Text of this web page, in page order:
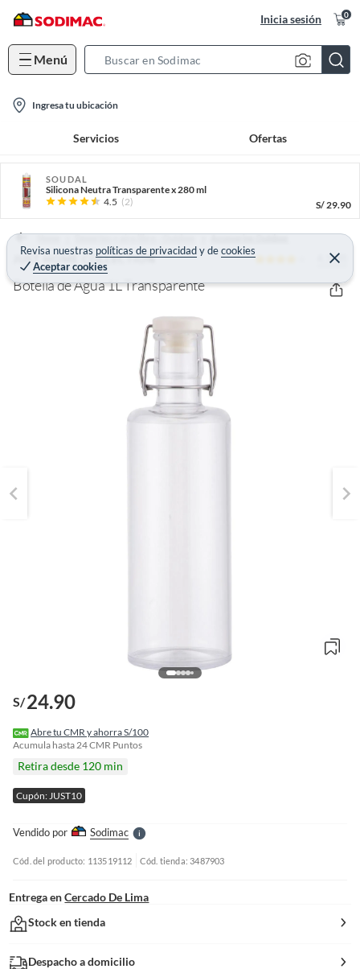
Inicia sesión 0
Menú
n
i
Ingresa tu ubicación
Servicios Ofertas
SOUDAL
Silicona Neutra Transparente x 280 ml
4.5 (2) S/29.90
Revisa nuestras políticas de privacidadydecookies
Aceptar cookies
C
e
r
a
Home Deportes y aire libre - Outdoor Accesorios Outdoor
JUST HOME COLLECTION 4.1 (9)
Botella de Agua 1L Transparente
S/24.90
Abre tu CMR y ahorra S/100
Acumula hasta24CMR Puntos
Retira desde 120 min
Cupón: JUST10
Vendido por SodimacS
n
f
Cód. del producto: 113519112 Cód. tienda: 3487903
Entrega en Cercado De Lima
Stock en tienda
Despacho a domicilio